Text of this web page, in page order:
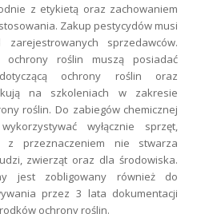
z etykietą oraz zachowaniem
Zakup pestycydów musi
zarejestrowanych sprzedawców.
ochrony roślin muszą posiadać
ochrony roślin oraz
na szkoleniach w zakresie
roślin. Do zabiegów chemicznej
wyłącznie sprzęt,
z przeznaczeniem nie stwarza
zwierząt oraz dla środowiska.
jest zobligowany również do
przez 3 lata dokumentacji
ochrony roślin.